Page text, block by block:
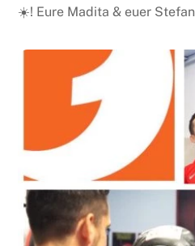
☀️! Eure Madita & euer Stefan